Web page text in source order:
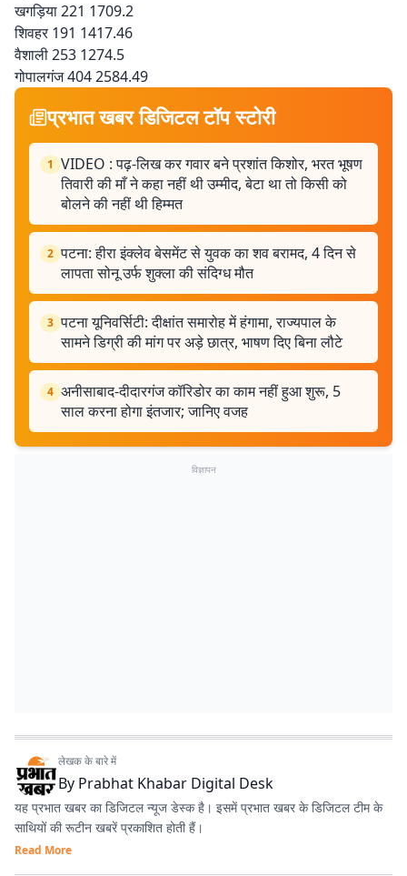
खगड़िया 221 1709.2
शिवहर 191 1417.46
वैशाली 253 1274.5
गोपालगंज 404 2584.49
प्रभात खबर डिजिटल टॉप स्टोरी
1 VIDEO : पढ़-लिख कर गवार बने प्रशांत किशोर, भरत भूषण
तिवारी की माँ ने कहा नहीं थी उम्मीद, बेटा था तो किसी को
बोलने की नहीं थी हिम्मत
2 पटना: हीरा इंक्लेव बेसमेंट से युवक का शव बरामद, 4 दिन से
लापता सोनू उर्फ शुक्ला की संदिग्ध मौत
3 पटना यूनिवर्सिटी: दीक्षांत समारोह में हंगामा, राज्यपाल के
सामने डिग्री की मांग पर अड़े छात्र, भाषण दिए बिना लौटे
4 अनीसाबाद-दीदारगंज कॉरिडोर का काम नहीं हुआ शुरू, 5
साल करना होगा इंतजार; जानिए वजह
विज्ञापन
लेखक के बारे में
By Prabhat Khabar Digital Desk
यह प्रभात खबर का डिजिटल न्यूज डेस्क है। इसमें प्रभात खबर के डिजिटल टीम के
साथियों की रूटीन खबरें प्रकाशित होती हैं।
Read More